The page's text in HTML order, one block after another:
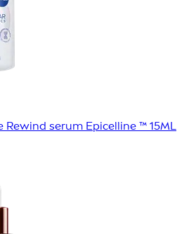
serum Epicelline ™ 15ML